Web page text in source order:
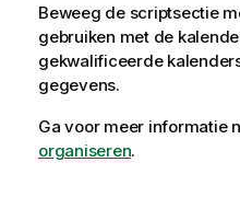
Beweeg de scriptsectie
gebruiken met de
gekwalificeerde
gegevens.
Ga voor meer informatie
organiseren.